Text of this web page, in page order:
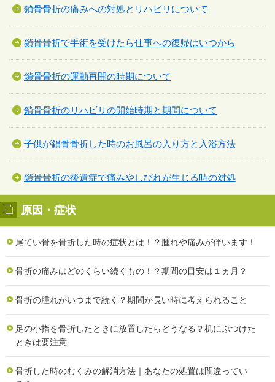
鎖骨骨折の痛みへの対処とリハビリについて
鎖骨骨折で手術を受けたら仕事への復帰はいつから
鎖骨骨折の運動再開の時期について
鎖骨骨折のリハビリの開始時期と期間について
子供が鎖骨骨折した時のお風呂の入り方と入浴方法
鎖骨骨折の後遺症で痛みやしびれが生じる時の対処
原因・症状
尾てい骨を骨折した時の症状とは！？腫れや痛みが伴います！
骨折の痛みはどのくらい続くもの！？期間の目安は１ヵ月？
骨折の腫れがいつまで続く？期間が長い時に考えられること
足の小指を骨折したときに放置したらどうなる？机にぶつけた
ときは要注意
骨折した時のむくみの解消方法｜あなたの処置は間違ってい